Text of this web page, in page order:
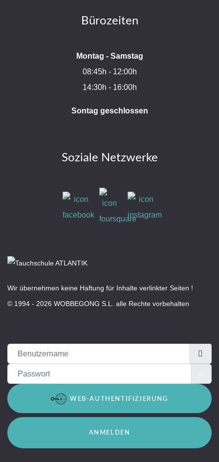
Bürozeiten
Montag - Samstag
08:45h - 12:00h
14:30h - 16:00h
Sontag geschlossen
Soziale Netzwerke
Wir übernehmen keine Haftung für Inhalte verlinkter Seiten !
© 1994 - 2026 WOBBEGONG S.L. alle Rechte vorbehalten
Benutzername
Passwort
WEB-AUTHENTIFIZIERUNG
ANMELDEN